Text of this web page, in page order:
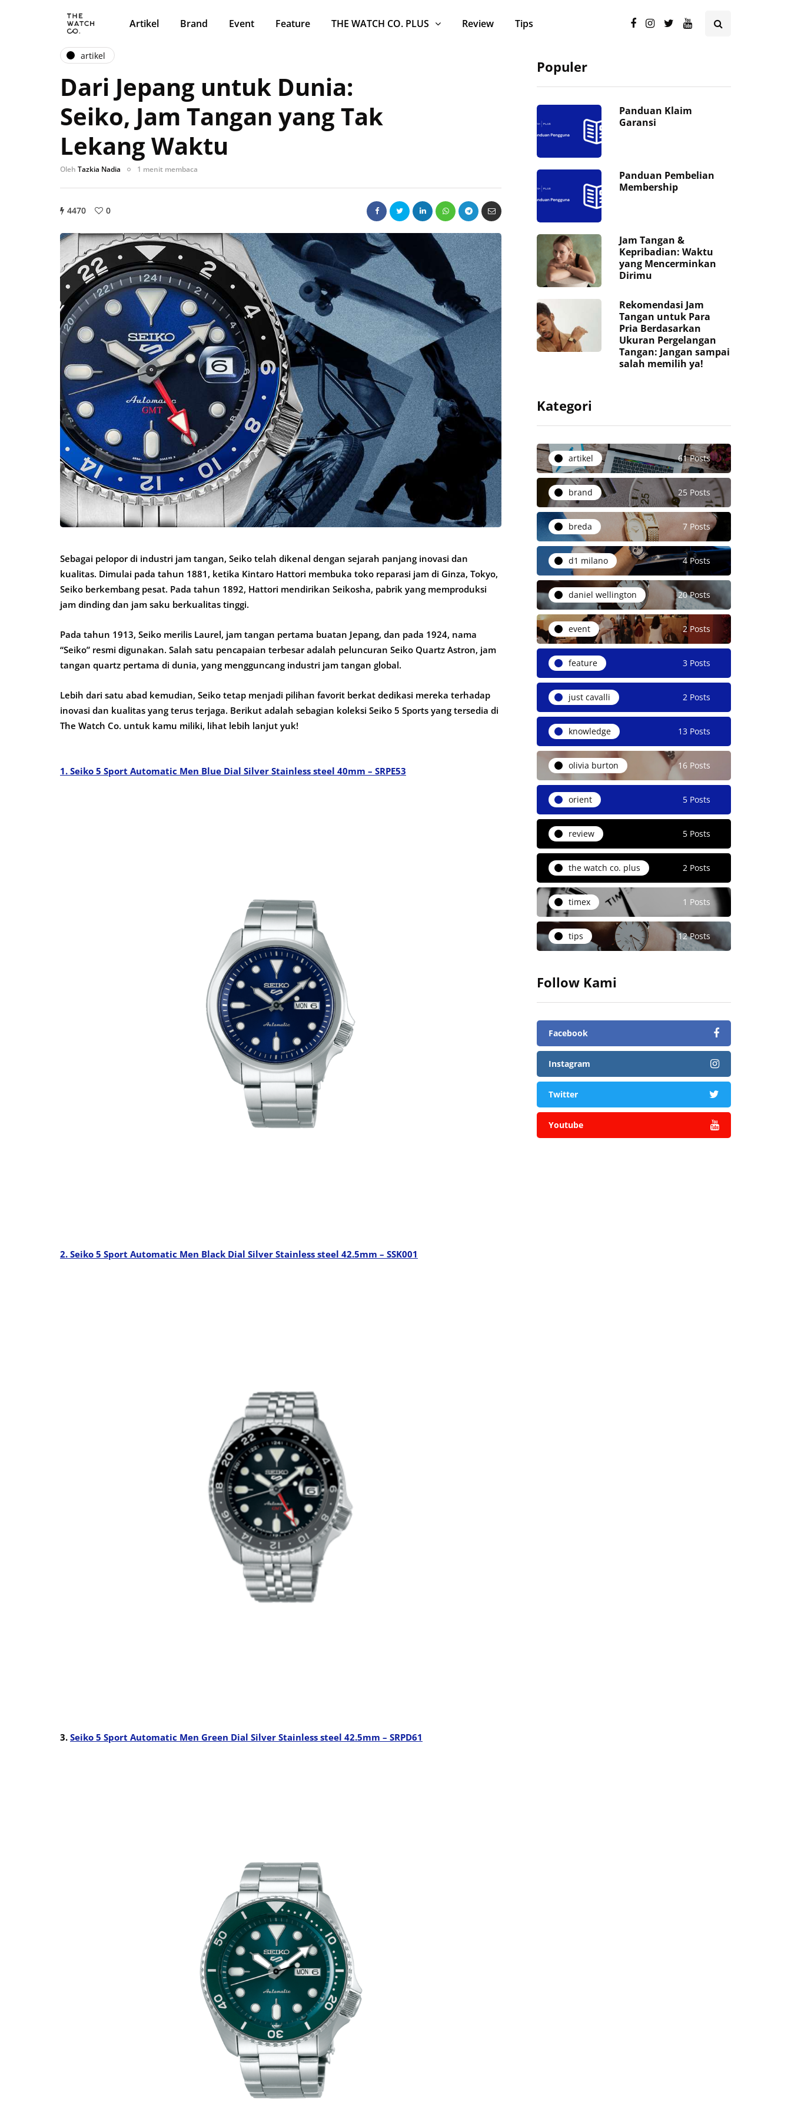
Artikel Brand Event Feature THE WATCH CO. PLUS Review Tips
artikel
Dari Jepang untuk Dunia:
Seiko, Jam Tangan yang Tak
Lekang Waktu
Oleh Tazkia Nadia 1 menit membaca
4470 0
Sebagai pelopor di industri jam tangan, Seiko telah dikenal dengan sejarah panjang inovasi dan
kualitas. Dimulai pada tahun 1881, ketika Kintaro Hattori membuka toko reparasi jam di Ginza, Tokyo,
Seiko berkembang pesat. Pada tahun 1892, Hattori mendirikan Seikosha, pabrik yang memproduksi
jam dinding dan jam saku berkualitas tinggi.
Pada tahun 1913, Seiko merilis Laurel, jam tangan pertama buatan Jepang, dan pada 1924, nama
“Seiko” resmi digunakan. Salah satu pencapaian terbesar adalah peluncuran Seiko Quartz Astron, jam
tangan quartz pertama di dunia, yang mengguncang industri jam tangan global.
Lebih dari satu abad kemudian, Seiko tetap menjadi pilihan favorit berkat dedikasi mereka terhadap
inovasi dan kualitas yang terus terjaga. Berikut adalah sebagian koleksi Seiko 5 Sports yang tersedia di
The Watch Co. untuk kamu miliki, lihat lebih lanjut yuk!
1. Seiko 5 Sport Automatic Men Blue Dial Silver Stainless steel 40mm – SRPE53
2. Seiko 5 Sport Automatic Men Black Dial Silver Stainless steel 42.5mm – SSK001
3. Seiko 5 Sport Automatic Men Green Dial Silver Stainless steel 42.5mm – SRPD61
Populer
Panduan Klaim
Garansi
Panduan Pembelian
Membership
Jam Tangan &
Kepribadian: Waktu
yang Mencerminkan
Dirimu
Rekomendasi Jam
Tangan untuk Para
Pria Berdasarkan
Ukuran Pergelangan
Tangan: Jangan sampai
salah memilih ya!
Kategori
artikel 61 Posts
brand 25 Posts
breda 7 Posts
d1 milano 4 Posts
daniel wellington 20 Posts
event 2 Posts
feature 3 Posts
just cavalli 2 Posts
knowledge 13 Posts
olivia burton 16 Posts
orient 5 Posts
review 5 Posts
the watch co. plus 2 Posts
timex 1 Posts
tips 12 Posts
Follow Kami
Facebook
Instagram
Twitter
Youtube